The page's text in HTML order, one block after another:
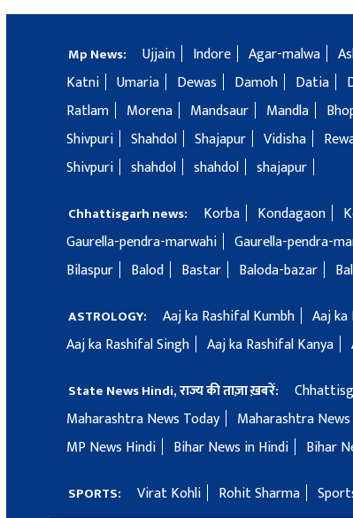
Mp News: Ujjain Indore Agar-malwa
Katni
Umaria Dewas Damoh Datia
Ratlam
Morena Mandsaur Mandla
Shivpuri
Shahdol Shajapur Vidisha
Shivpuri
shahdol shahdol shajapur
Chhattisgarh news: Korba Kondagaon
Gaurella-pendra-marwahi
Gaurella-pendra-
Bilaspur
Balod Bastar Baloda-bazar
ASTROLOGY: Aaj ka Rashifal Kumbh Aaj
Aaj ka Rashifal Singh
Aaj ka Rashifal Kanya
State News Hindi, राज्य की ताज़ा ख़बरें:
Maharashtra News Today
Maharashtra
MP News Hindi
Bihar News in Hindi Bihar
SPORTS: Virat Kohli Rohit Sharma